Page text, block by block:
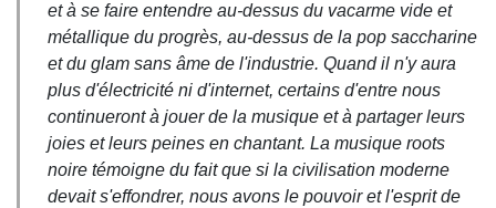
et à se faire entendre au-dessus du vacarme vide et
métallique du progrès, au-dessus de la pop saccharine
et du glam sans âme de l'industrie. Quand il n'y aura
plus d'électricité ni d'internet, certains d'entre nous
continueront à jouer de la musique et à partager leurs
joies et leurs peines en chantant. La musique roots
noire témoigne du fait que si la civilisation moderne
devait s'effondrer, nous avons le pouvoir et l'esprit de